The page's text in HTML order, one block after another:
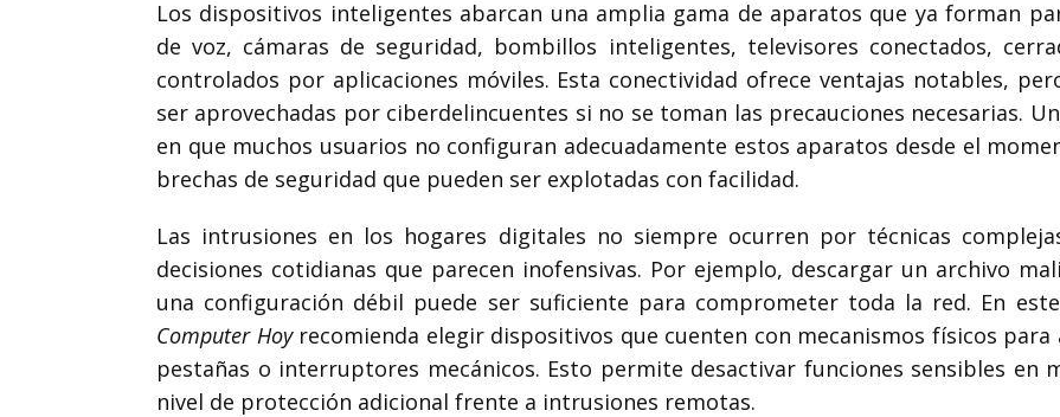
Los dispositivos inteligentes abarcan una amplia gama de aparatos que ya forman
de voz, cámaras de seguridad, bombillos inteligentes, televisores conectados,
controlados por aplicaciones móviles. Esta conectividad ofrece ventajas notables,
ser aprovechadas por ciberdelincuentes si no se toman las precauciones necesarias.
en que muchos usuarios no configuran adecuadamente estos aparatos desde el
brechas de seguridad que pueden ser explotadas con facilidad.
Las intrusiones en los hogares digitales no siempre ocurren por técnicas
decisiones cotidianas que parecen inofensivas. Por ejemplo, descargar un archivo
una configuración débil puede ser suficiente para comprometer toda la red. En
Computer Hoyrecomienda elegir dispositivos que cuenten con mecanismos físicos
pestañas o interruptores mecánicos. Esto permite desactivar funciones sensibles en
nivel de protección adicional frente a intrusiones remotas.